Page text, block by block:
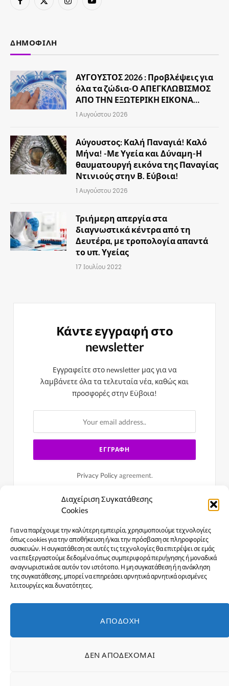
Διαχείριση Συγκατάθεσης
Cookies
Για να παρέχουμε την καλύτερη εμπειρία, χρησιμοποιούμε τεχνολογίες
όπως cookies για την αποθήκευση ή/και την πρόσβαση σε πληροφορίες
συσκευών. Η συγκατάθεση σε αυτές τις τεχνολογίες θα επιτρέψει σε εμάς
να επεξεργαστούμε δεδομένα όπως συμπεριφορά περιήγησης ή μοναδικά
αναγνωριστικά σε αυτόν τον ιστότοπο. Η μη συγκατάθεση ή η ανάκληση
της συγκατάθεσης, μπορεί να επηρεάσει αρνητικά αρνητικά ορισμένες
λειτουργίες και δυνατότητες.
ΑΠΟΔΟΧΉ
ΔΕΝ ΑΠΟΔΈΧΟΜΑΙ
Facebook
X
InstagramYouTube
ΔΗΜΟΦΙΛΉ
ΑΥΓΟΥΣΤΟΣ 2026 : Προβλέψεις για
όλα τα ζώδια-Ο ΑΠΕΓΚΛΩΒΙΣΜΟΣ
ΑΠΟ ΤΗΝ ΕΞΩΤΕΡΙΚΗ ΕΙΚΟΝΑ…
1 Αυγούστου 2026
Αύγουστος: Καλή Παναγιά! Καλό
Μήνα! -Με Υγεία και Δύναμη-Η
θαυματουργή εικόνα της Παναγίας
Ντινιούς στην Β. Εύβοια!
1 Αυγούστου 2026
Τριήμερη απεργία στα
διαγνωστικά κέντρα από τη
Δευτέρα, με τροπολογία απαντά
το υπ. Υγείας
17 Ιουλίου 2022
Κάντε εγγραφή στο
newsletter
Εγγραφείτε στο newsletter μας για να
λαμβάνετε όλα τα τελευταία νέα, καθώς και
προσφορές στην Εϋβοια!
Privacy Policyagreement.
FacebookX
Instagram